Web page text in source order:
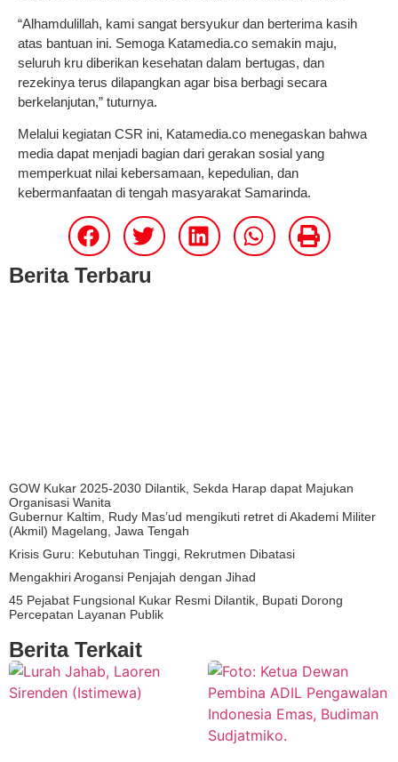
“Alhamdulillah, kami sangat bersyukur dan berterima kasih
atas bantuan ini. Semoga Katamedia.co semakin maju,
seluruh kru diberikan kesehatan dalam bertugas, dan
rezekinya terus dilapangkan agar bisa berbagi secara
berkelanjutan,” tuturnya.
Melalui kegiatan CSR ini, Katamedia.co menegaskan bahwa
media dapat menjadi bagian dari gerakan sosial yang
memperkuat nilai kebersamaan, kepedulian, dan
kebermanfaatan di tengah masyarakat Samarinda.
Berita Terbaru
GOW Kukar 2025-2030 Dilantik, Sekda Harap dapat Majukan
Organisasi Wanita
Gubernur Kaltim, Rudy Mas’ud mengikuti retret di Akademi Militer
(Akmil) Magelang, Jawa Tengah
Krisis Guru: Kebutuhan Tinggi, Rekrutmen Dibatasi
Mengakhiri Arogansi Penjajah dengan Jihad
45 Pejabat Fungsional Kukar Resmi Dilantik, Bupati Dorong
Percepatan Layanan Publik
Berita Terkait